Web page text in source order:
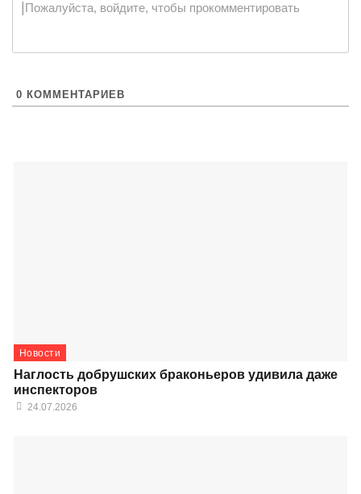
Пожалуйста, войдите, чтобы прокомментировать
0 КОММЕНТАРИЕВ
Новости
Наглость добрушских браконьеров удивила даже
инспекторов
24.07.2026